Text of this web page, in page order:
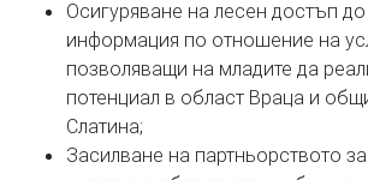
Осигуряване на лесен достъп до
информация по отношение на
позволяващи на младите да
потенциал в област Враца и
Слатина;
Засилване на партньорството